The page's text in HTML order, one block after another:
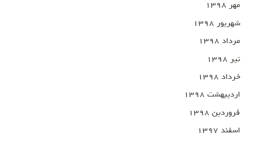
مهر ۱۳۹۸
شهریور ۱۳۹۸
مرداد ۱۳۹۸
تیر ۱۳۹۸
خرداد ۱۳۹۸
اردیبهشت ۱۳۹۸
فروردین ۱۳۹۸
اسفند ۱۳۹۷